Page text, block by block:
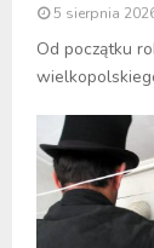
5 sierpnia
Od początku